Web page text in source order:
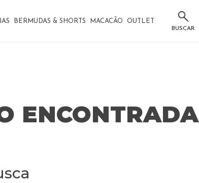
BUSCAR
BERMUDAS & SHORTS MACACÃO OUTLET
ENCONTRADA